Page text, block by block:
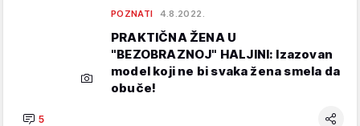
POZNATI 4.8.2022.
PRAKTIČNA ŽENA U
"BEZOBRAZNOJ" HALJINI: Izazovan
model koji ne bi svaka žena smela da
obuče!
5